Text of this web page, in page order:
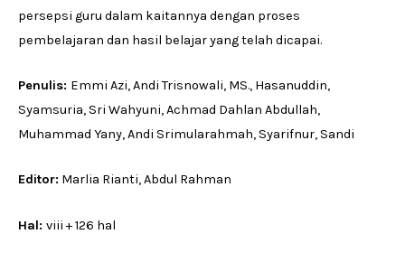
persepsi guru dalam kaitannya dengan proses
pembelajaran dan hasil belajar yang telah dicapai.
Penulis: Emmi Azi, Andi Trisnowali, MS., Hasanuddin,
Syamsuria, Sri Wahyuni, Achmad Dahlan Abdullah,
Muhammad Yany, Andi Srimularahmah, Syarifnur, Sandi
Editor: Marlia Rianti, Abdul Rahman
Hal: viii + 126 hal